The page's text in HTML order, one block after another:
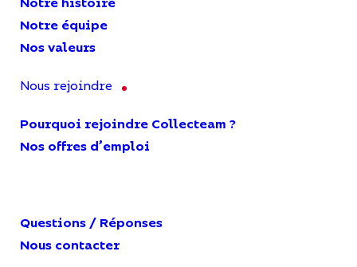
Notre équipe
Nos valeurs
Nous rejoindre
Pourquoi rejoindre Collecteam ?
Nos offres d’emploi
Questions / Réponses
Nous contacter